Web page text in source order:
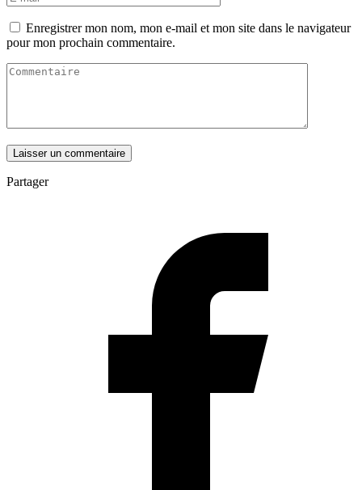
Enregistrer mon nom, mon e-mail et mon site dans le navigateur
pour mon prochain commentaire.
Partager